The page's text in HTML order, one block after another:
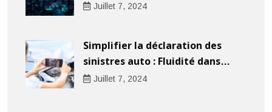
digitale pour les entreprises
Juillet 7, 2024
Simplifier la déclaration des
sinistres auto : Fluidité dans
l’indemnisation
Juillet 7, 2024